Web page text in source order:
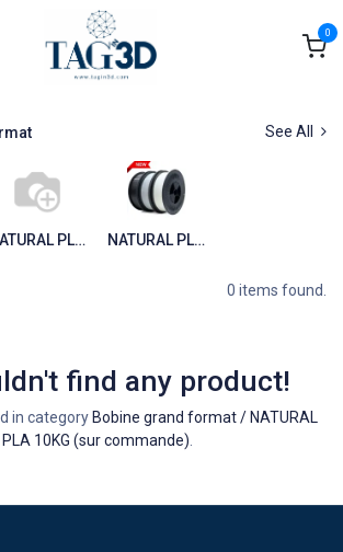
0
See All
NATURAL PLA 2.5KG (sur commande) NATURAL PLA 5KG (sur commande)
0 items found.
find any product!
in category Bobine grand format / NATURAL
PLA 10KG (sur commande)